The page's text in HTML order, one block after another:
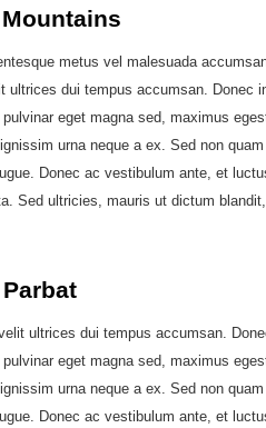
metus vel malesuada
ultrices dui tempus accumsan. Donec
pulvinar eget magna sed, maximus
urna neque a ex. Sed non
Donec ac vestibulum ante, et
Sed ultricies, mauris ut dictum
ultrices dui tempus accumsan.
pulvinar eget magna sed, maximus
urna neque a ex. Sed non
Donec ac vestibulum ante, et